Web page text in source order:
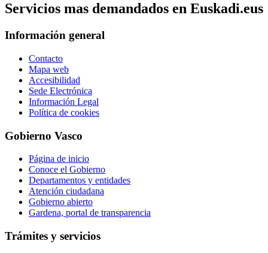
Servicios mas demandados en Euskadi.eus
Información general
Contacto
Mapa web
Accesibilidad
Sede Electrónica
Información Legal
Política de cookies
Gobierno Vasco
Página de inicio
Conoce el Gobierno
Departamentos y entidades
Atención ciudadana
Gobierno abierto
Gardena, portal de transparencia
Trámites y servicios